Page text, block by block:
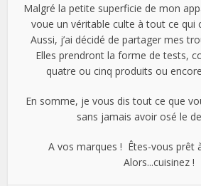
Malgré la petite superficie de mon
voue un véritable culte à tout ce qui
Aussi, j’ai décidé de partager mes
Elles prendront la forme de tests,
quatre ou cinq produits ou
En somme, je vous dis tout ce que
sans jamais avoir osé le
A vos marques ! Êtes-vous prêt
Alors...cuisinez !